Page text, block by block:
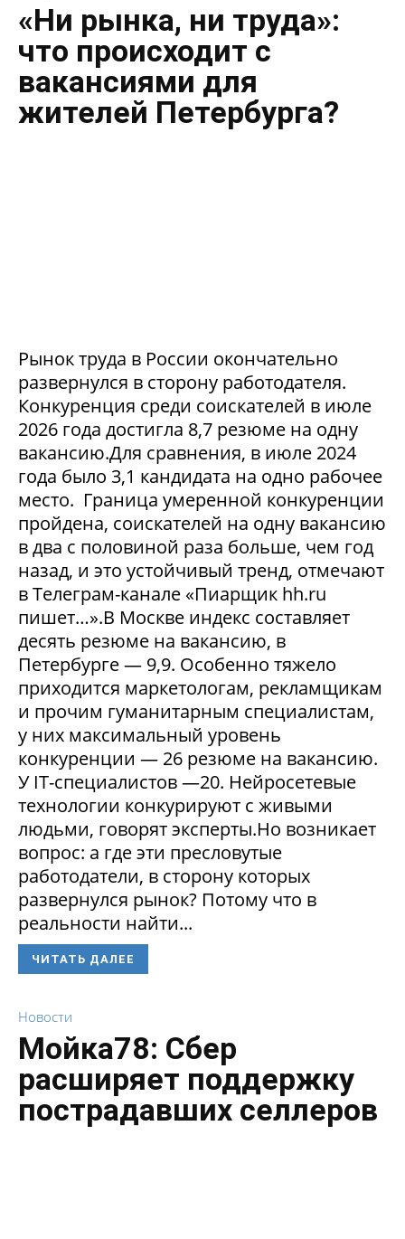
«Ни рынка, ни труда»:
что происходит с
вакансиями для
жителей Петербурга?
Рынок труда в России окончательно
развернулся в сторону работодателя.
Конкуренция среди соискателей в июле
2026 года достигла 8,7 резюме на одну
вакансию.Для сравнения, в июле 2024
года было 3,1 кандидата на одно рабочее
место. Граница умеренной конкуренции
пройдена, соискателей на одну вакансию
в два с половиной раза больше, чем год
назад, и это устойчивый тренд, отмечают
в Телеграм-канале «Пиарщик hh.ru
пишет…».В Москве индекс составляет
десять резюме на вакансию, в
Петербурге — 9,9. Особенно тяжело
приходится маркетологам, рекламщикам
и прочим гуманитарным специалистам,
у них максимальный уровень
конкуренции — 26 резюме на вакансию.
У IT-специалистов —20. Нейросетевые
технологии конкурируют с живыми
людьми, говорят эксперты.Но возникает
вопрос: а где эти пресловутые
работодатели, в сторону которых
развернулся рынок? Потому что в
реальности найти...
ЧИТАТЬ ДАЛЕЕ
Новости
Мойка78: Сбер
расширяет поддержку
пострадавших селлеров